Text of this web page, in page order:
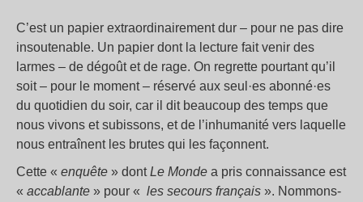
C’est un papier extraordinairement dur – pour ne pas dire
insoutenable. Un papier dont la lecture fait venir des
larmes – de dégoût et de rage. On regrette pourtant qu’il
soit – pour le moment – réservé aux seul·es abonné·es
du quotidien du soir, car il dit beaucoup des temps que
nous vivons et subissons, et de l’inhumanité vers laquelle
nous entraînent les brutes qui les façonnent.
Cette « enquête » dontLe Monde a pris connaissance est
« accablante » pour « les secours français ». Nommons-